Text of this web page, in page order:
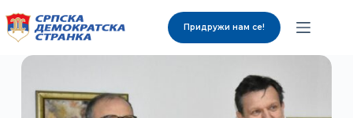
Вијести
Придружи нам се!